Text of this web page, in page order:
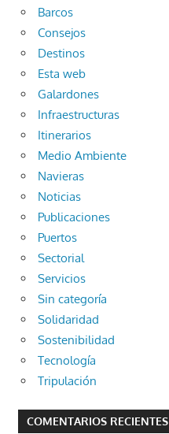
Barcos
Consejos
Destinos
Esta web
Galardones
Infraestructuras
Itinerarios
Medio Ambiente
Navieras
Noticias
Publicaciones
Puertos
Sectorial
Servicios
Sin categoría
Solidaridad
Sostenibilidad
Tecnología
Tripulación
COMENTARIOS RECIENTES